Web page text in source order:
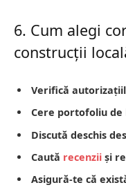
6. Cum alegi
construcții
Verifică
Cere portofoliu de
Discută deschis
Caută recenzii și
Asigură-te că